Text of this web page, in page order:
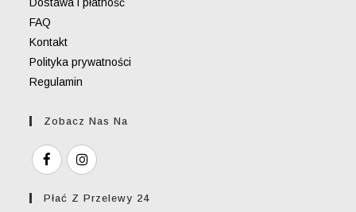
FAQ
Kontakt
Polityka prywatności
Regulamin
Zobacz Nas Na
Płać Z Przelewy 24